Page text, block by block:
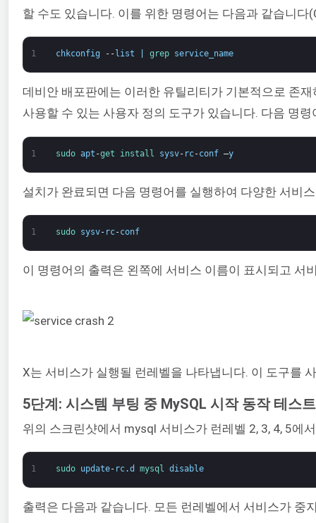
할 수도 있습니다. 이를 위한 명령어는 다음과 같습니다
1 chkconfig -- list grep service_name
데비안 배포판에는 이러한 유틸리티가 기본적으로 존
사용할 수 있는 사용자 정의 도구가 있습니다. 다음 명
1 sudo apt -get install sysv- rc-conf –y
설치가 완료되면 다음 명령어를 실행하여 다양한 서비
1 sudo sysv- rc-conf
이 명령어의 출력은 왼쪽에 서비스 이름이 표시되고 서
X는 서비스가 실행될 런레벨을 나타냅니다. 이 도구를
5단계: 시스템 부팅 중 MySQL 시작 동작 테스트
위의 스크린샷에서 mysql 서비스가 런레벨 2, 3, 4, 5에
1 sudo update- rc.d mysql disable
출력은 다음과 같습니다. 모든 런레벨에서 서비스가 중